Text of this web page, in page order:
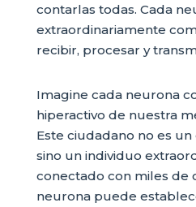
contarlas todas. Cada
extraordinariamente
recibir, procesar y
Imagine cada neurona
hiperactivo de nuestra
Este ciudadano no es
sino un individuo
conectado con miles de
neurona puede